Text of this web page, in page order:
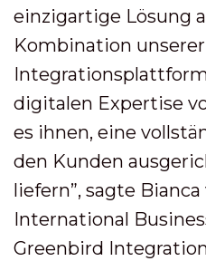
einzigartige Lösung
Kombination
digitalen Expertise
es ihnen, eine
den Kunden
liefern”, sagte
International
Greenbird